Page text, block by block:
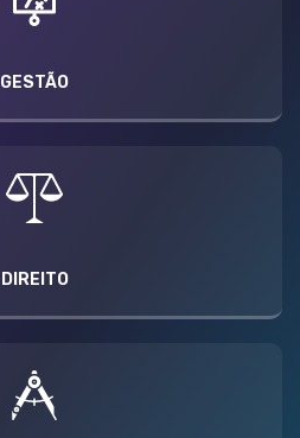
GESTÃO
DIREITO